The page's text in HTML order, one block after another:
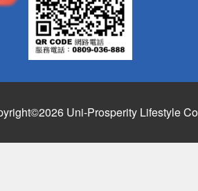
Uni-Prosperity Lifestyle